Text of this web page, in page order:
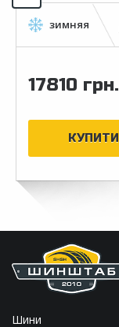
17810 грн.
Шини